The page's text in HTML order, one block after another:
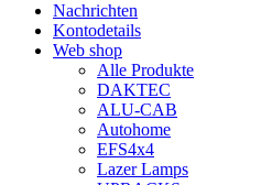
Nachrichten
Kontodetails
Web shop
Alle Produkte
DAKTEC
ALU-CAB
Autohome
EFS4x4
Lazer Lamps